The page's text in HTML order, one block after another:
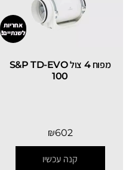
מפוח 4 צול S&P TD-EVO
100
₪602
קנה עכשיו
אחריות
לשנתיים!